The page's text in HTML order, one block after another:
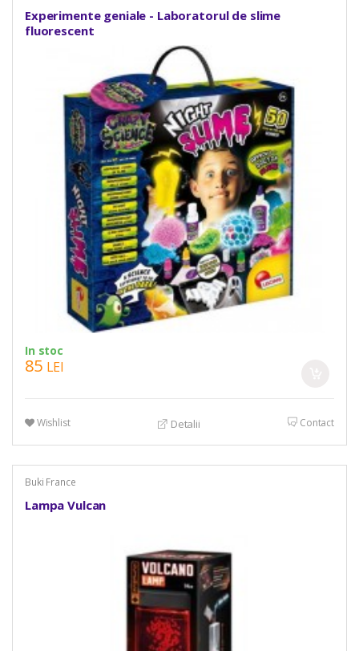
Experimente geniale - Laboratorul de slime
fluorescent
In stoc
85 LEI
Wishlist Detalii Contact
Buki France
Lampa Vulcan